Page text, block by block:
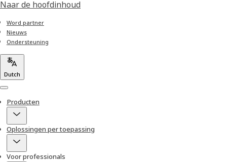
Naar de hoofdinhoud
Word partner
Nieuws
Ondersteuning
Dutch
Menu
Producten
Oplossingen per toepassing
Voor professionals